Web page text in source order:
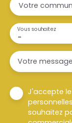
Votre
-
Vous souhaitez
Votre message
J'accepte
souhaitez